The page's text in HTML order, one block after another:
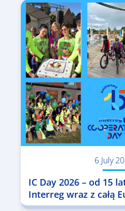
6 July
IC Day 2026 – od 15
Interreg wraz z całą